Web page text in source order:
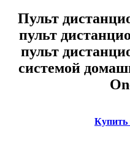
Пульт
пульт
пульт
системой
Купить